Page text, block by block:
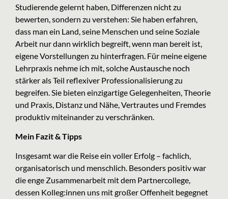
Studierende gelernt haben, Differenzen nicht zu
bewerten, sondern zu verstehen: Sie haben erfahren,
dass man ein Land, seine Menschen und seine Soziale
Arbeit nur dann wirklich begreift, wenn man bereit ist,
eigene Vorstellungen zu hinterfragen. Für meine eigene
Lehrpraxis nehme ich mit, solche Austausche noch
stärker als Teil reflexiver Professionalisierung zu
begreifen. Sie bieten einzigartige Gelegenheiten, Theorie
und Praxis, Distanz und Nähe, Vertrautes und Fremdes
produktiv miteinander zu verschränken.
Mein Fazit & Tipps
Insgesamt war die Reise ein voller Erfolg – fachlich,
organisatorisch und menschlich. Besonders positiv war
die enge Zusammenarbeit mit dem Partnercollege,
dessen Kolleg:innen uns mit großer Offenheit begegnet